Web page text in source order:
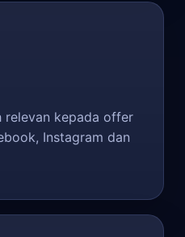
relevan kepada offer
Instagram dan